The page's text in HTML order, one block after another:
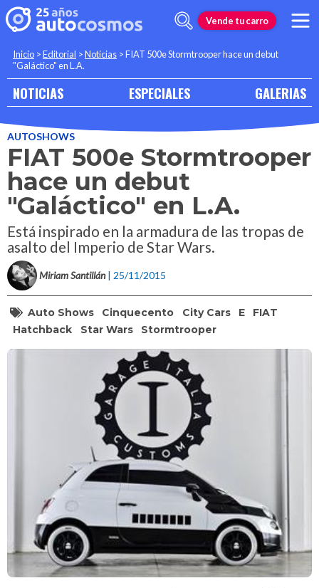
Vende tu carro
Inicio >Editorial >Noticias >FIAT 500e Stormtrooper hace un debut
"Galáctico" en L.A.
NOTICIAS ESPECIALES GALERIAS
AUTOSHOWS
FIAT 500e Stormtrooper
hace un debut
"Galáctico" en L.A.
Está inspirado en la armadura de las tropas de
asalto del Imperio de Star Wars.
Miriam Santillán | 25/11/2015
Auto Shows Cinquecento City Cars E
FIAT
Hatchback
Star Wars Stormtrooper